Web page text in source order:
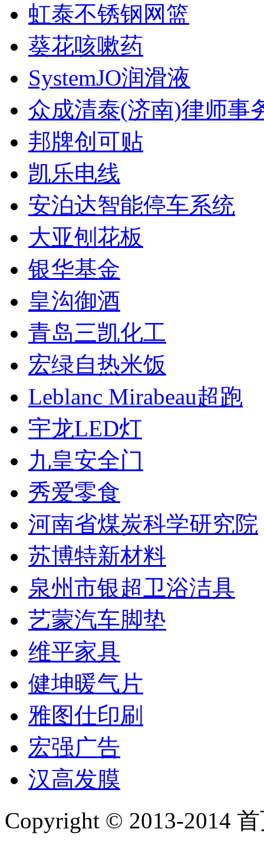
虹泰不锈钢网篮
葵花咳嗽药
SystemJO润滑液
众成清泰(济南)律师事
邦牌创可贴
凯乐电线
安泊达智能停车系统
大亚刨花板
银华基金
皇沟御酒
青岛三凯化工
宏绿自热米饭
Leblanc Mirabeau超跑
宇龙LED灯
九皇安全门
秀爱零食
河南省煤炭科学研究院
苏博特新材料
泉州市银超卫浴洁具
艺蒙汽车脚垫
维平家具
健坤暖气片
雅图仕印刷
宏强广告
汉高发膜
Copyright © 2013-2014